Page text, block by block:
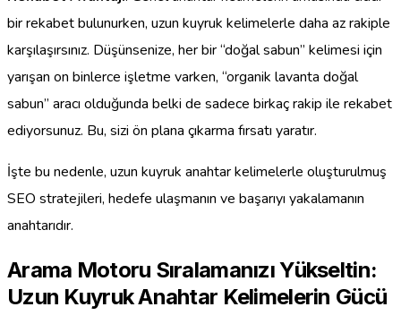
bir rekabet bulunurken, uzun kuyruk kelimelerle daha az rakiple
karşılaşırsınız. Düşünsenize, her bir “doğal sabun” kelimesi için
yarışan on binlerce işletme varken, “organik lavanta doğal
sabun” aracı olduğunda belki de sadece birkaç rakip ile rekabet
ediyorsunuz. Bu, sizi ön plana çıkarma fırsatı yaratır.
İşte bu nedenle, uzun kuyruk anahtar kelimelerle oluşturulmuş
SEO stratejileri, hedefe ulaşmanın ve başarıyı yakalamanın
anahtarıdır.
Arama Motoru Sıralamanızı Yükseltin:
Uzun Kuyruk Anahtar Kelimelerin Gücü